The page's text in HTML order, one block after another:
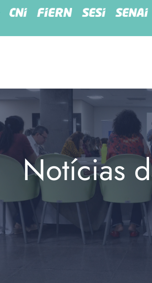
Notícias